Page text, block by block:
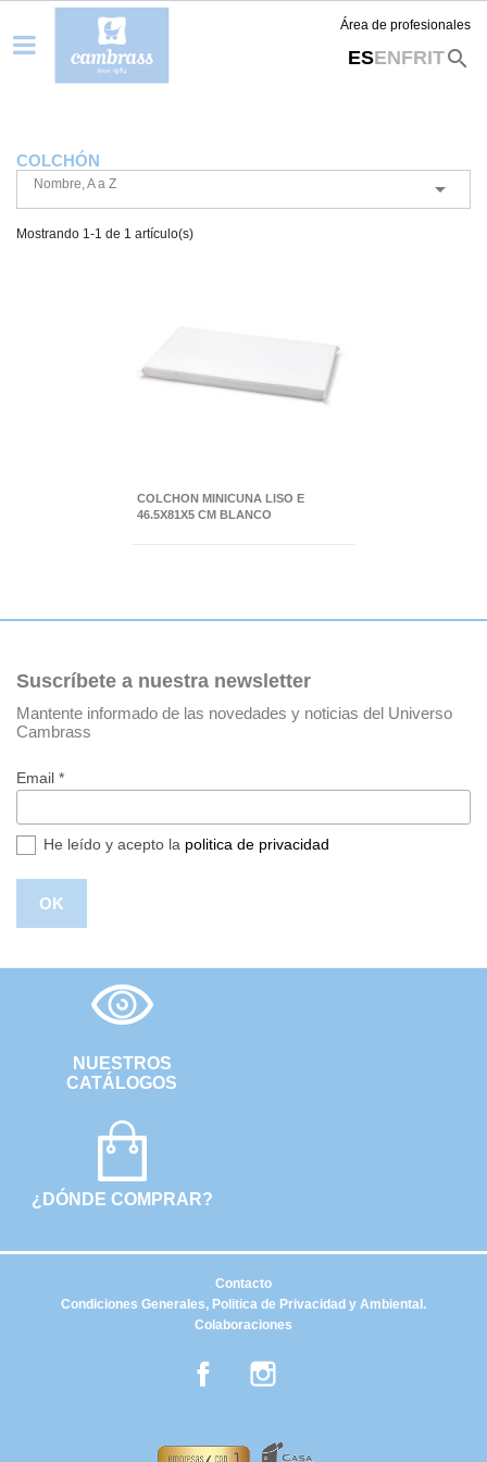
Área de profesionales
ESENFRITsearch
COLCHÓN
Nombre, A a Z 
Mostrando 1-1 de 1 artículo(s)
COLCHON MINICUNA LISO E
46.5X81X5 CM BLANCO
Suscríbete a nuestra newsletter
Mantente informado de las novedades y noticias del Universo
Cambrass
Email *
He leído y acepto la politica de privacidad
NUESTROS
CATÁLOGOS
¿DÓNDE COMPRAR?
Condiciones Generales, Politica de Privacidad y Ambiental.
Colaboraciones
Contacto
Facebook